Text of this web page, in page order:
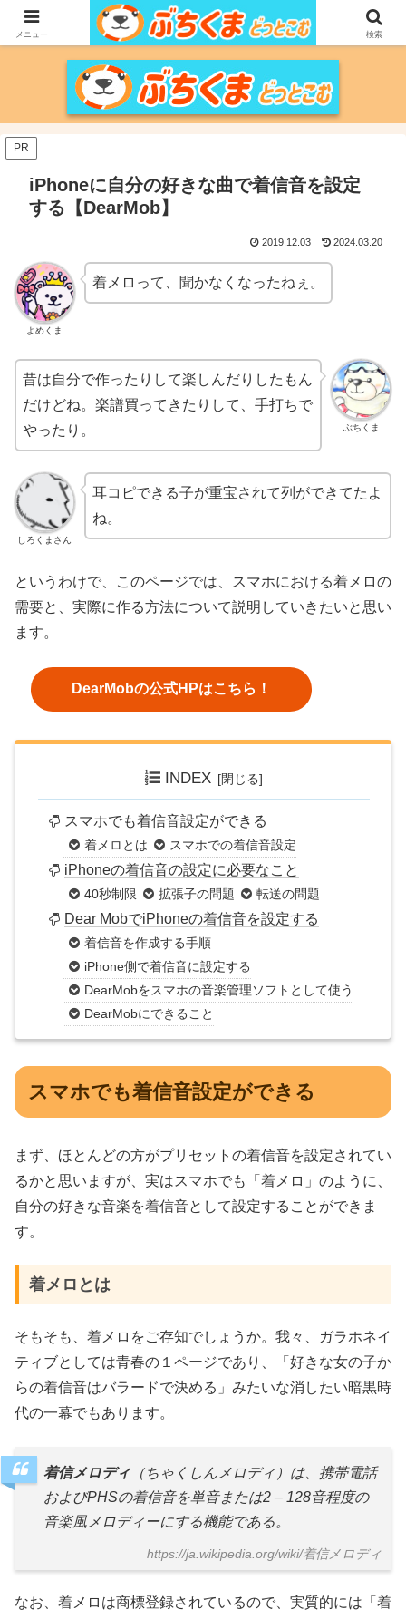
家づくりをメインに、家電、PC/MACなどのレビュー、育児、新潟の情報を気
の向くままに、気が済むまで調べ上げるブログです。
PR
iPhoneに自分の好きな曲で着信音を設定
する【DearMob】
2019.12.03 2024.03.20
よめくま
着メロって、聞かなくなったねぇ。
ぶちくま
昔は自分で作ったりして楽しんだりしたもん
だけどね。楽譜買ってきたりして、手打ちで
やったり。
しろくまさん
耳コピできる子が重宝されて列ができてたよ
ね。
というわけで、このページでは、スマホにおける着メロの
需要と、実際に作る方法について説明していきたいと思い
ます。
DearMobの公式HPはこちら！
INDEX
スマホでも着信音設定ができる
着メロとは スマホでの着信音設定
iPhoneの着信音の設定に必要なこと
40秒制限 拡張子の問題 転送の問題
Dear MobでiPhoneの着信音を設定する
着信音を作成する手順
iPhone側で着信音に設定する
DearMobをスマホの音楽管理ソフトとして使う
DearMobにできること
スマホでも着信音設定ができる
まず、ほとんどの方がプリセットの着信音を設定されてい
るかと思いますが、実はスマホでも「着メロ」のように、
自分の好きな音楽を着信音として設定することができま
す。
着メロとは
そもそも、着メロをご存知でしょうか。我々、ガラホネイ
ティブとしては青春の１ページであり、「好きな女の子か
らの着信音はバラードで決める」みたいな消したい暗黒時
代の一幕でもあります。
着信メロディ （ちゃくしんメロディ）は、携帯電話
およびPHSの着信音を単音または2 – 128音程度の
音楽風メロディーにする機能である。
https://ja.wikipedia.org/wiki/着信メロディ
なお、着メロは商標登録されているので、実質的には「着
メニュー 検索